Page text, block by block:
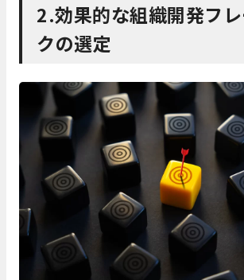
2.効果的な組織開発フ
クの選定